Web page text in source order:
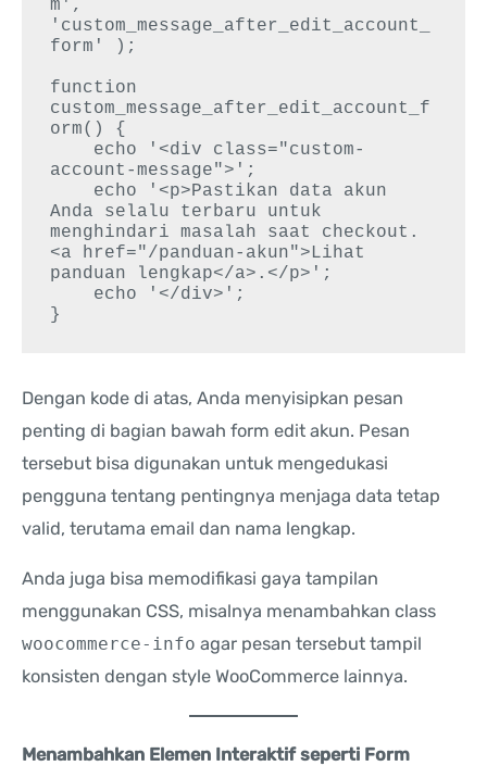
m',
'custom_message_after_edit_account_
form' );
function
custom_message_after_edit_account_f
orm() {
account-message">';
Anda selalu terbaru untuk
menghindari masalah saat checkout.
<a href="/panduan-akun">Lihat
panduan lengkap</a>.</p>';
Dengan kode di atas, Anda menyisipkan pesan
penting di bagian bawah form edit akun. Pesan
tersebut bisa digunakan untuk mengedukasi
pengguna tentang pentingnya menjaga data tetap
valid, terutama email dan nama lengkap.
Anda juga bisa memodifikasi gaya tampilan
menggunakan CSS, misalnya menambahkan class
woocommerce-info agar pesan tersebut tampil
konsisten dengan style WooCommerce lainnya.
Menambahkan Elemen Interaktif seperti Form